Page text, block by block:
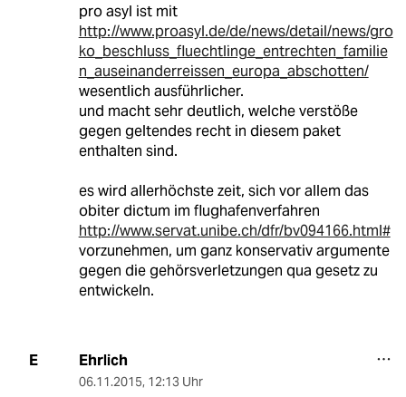
pro asyl ist mit
http://www.proasyl.de/de/news/detail/news/gro
ko_beschluss_fluechtlinge_entrechten_familie
n_auseinanderreissen_europa_abschotten/
wesentlich ausführlicher.
und macht sehr deutlich, welche verstöße
gegen geltendes recht in diesem paket
enthalten sind.
es wird allerhöchste zeit, sich vor allem das
obiter dictum im flughafenverfahren
http://www.servat.unibe.ch/dfr/bv094166.html#
vorzunehmen, um ganz konservativ argumente
gegen die gehörsverletzungen qua gesetz zu
entwickeln.
E Ehrlich
06.11.2015, 12:13 Uhr